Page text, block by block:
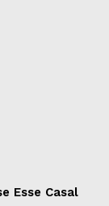
Esse Casal